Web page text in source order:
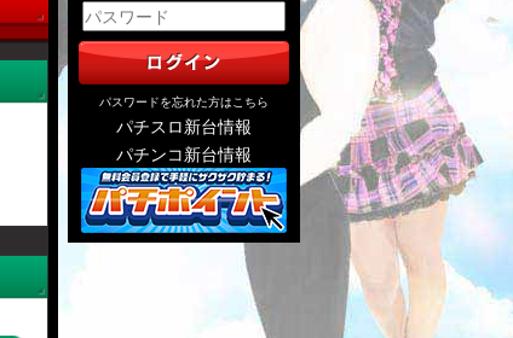
パスワードを忘れた方はこちら
パチスロ新台情報
パチンコ新台情報